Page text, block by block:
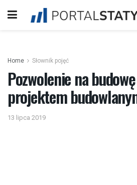
Home Słownik pojęć
Pozwolenie na
projektem
13 lipca 2019